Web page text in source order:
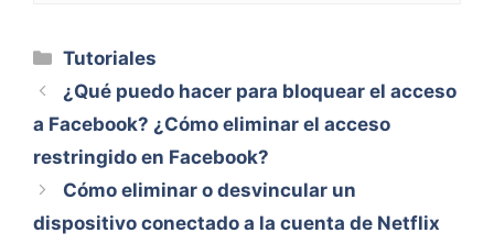
Categorías
Tutoriales
¿Qué puedo hacer para bloquear el acceso
a Facebook? ¿Cómo eliminar el acceso
restringido en Facebook?
Cómo eliminar o desvincular un
dispositivo conectado a la cuenta de Netflix